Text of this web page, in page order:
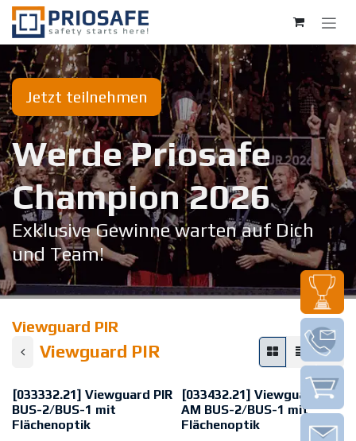
Zum Inhalt springen
Jetzt teilnehmen
Werde Priosafe
Champion 20​26
Exklusive Gewinne warten auf Dich
und Team!
Viewguard PIR
Viewguard PIR
[033332.21] Viewguard PIR
BUS-2/BUS-1 mit
Flächenoptik
[033432.21] Viewguard PIR
AM BUS-2/BUS-1 mit
Flächenoptik